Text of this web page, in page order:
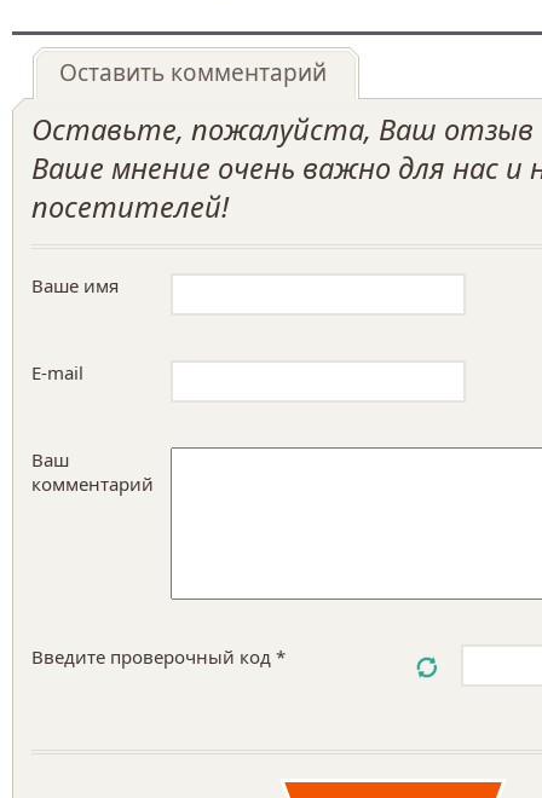
Оставить комментарий
Оставьте, пожалуйста, Ваш отзыв
Ваше мнение очень важно для нас и
посетителей!
Ваше имя
E-mail
Ваш
комментарий
Введите проверочный код *